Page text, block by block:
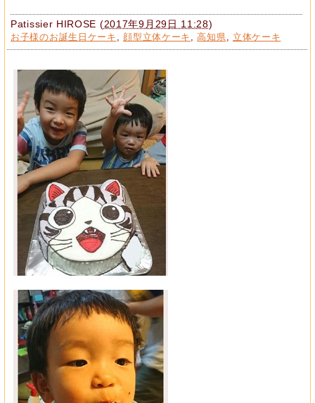
Patissier HIROSE (2017年9月29日 11:28)
お子様のお誕生日ケーキ 顔型立体ケーキ ,高知県 立体ケーキ